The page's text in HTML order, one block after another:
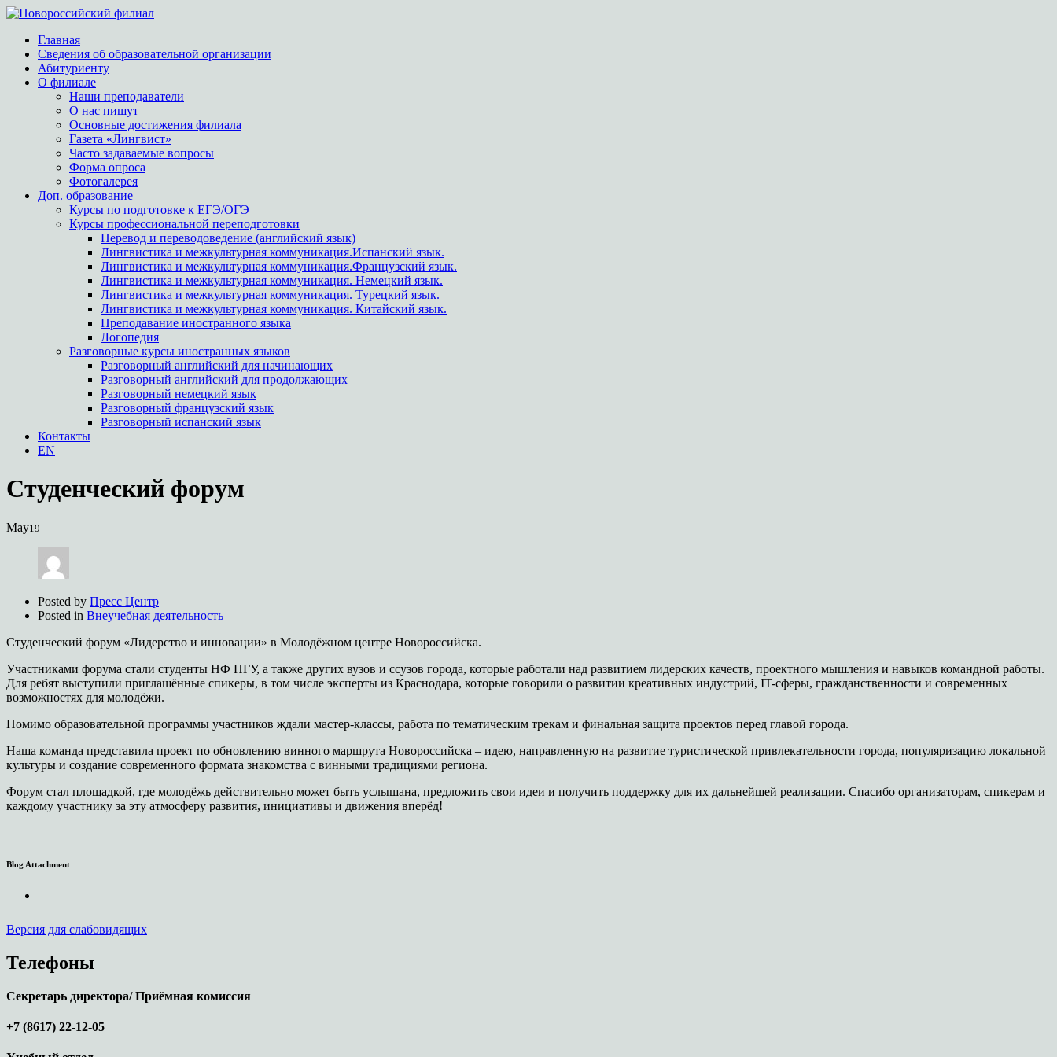
Главная
Сведения об образовательной организации
Абитуриенту
О филиале
Наши преподаватели
О нас пишут
Основные достижения филиала
Газета «Лингвист»
Часто задаваемые вопросы
Форма опроса
Фотогалерея
Доп. образование
Курсы по подготовке к ЕГЭ/ОГЭ
Курсы профессиональной переподготовки
Перевод и переводоведение (английский язык)
Лингвистика и межкультурная коммуникация.Испанский язык.
Лингвистика и межкультурная коммуникация.Французский язык.
Лингвистика и межкультурная коммуникация. Немецкий язык.
Лингвистика и межкультурная коммуникация. Турецкий язык.
Лингвистика и межкультурная коммуникация. Китайский язык.
Преподавание иностранного языка
Логопедия
Разговорные курсы иностранных языков
Разговорный английский для начинающих
Разговорный английский для продолжающих
Разговорный немецкий язык
Разговорный французский язык
Разговорный испанский язык
Контакты
EN
Студенческий форум
May19
Posted by Пресс Центр
Posted in Внеучебная деятельность
Студенческий форум «Лидерство и инновации» в Молодёжном центре Новороссийска.
Участниками форума стали студенты НФ ПГУ, а также других вузов и ссузов города, которые работали над развитием лидерских качеств, проектного мышления и навыков командной работы.
Для ребят выступили приглашённые спикеры, в том числе эксперты из Краснодара, которые говорили о развитии креативных индустрий, IT-сферы, гражданственности и современных
возможностях для молодёжи.
Помимо образовательной программы участников ждали мастер-классы, работа по тематическим трекам и финальная защита проектов перед главой города.
Наша команда представила проект по обновлению винного маршрута Новороссийска – идею, направленную на развитие туристической привлекательности города, популяризацию локальной
культуры и создание современного формата знакомства с винными традициями региона.
Форум стал площадкой, где молодёжь действительно может быть услышана, предложить свои идеи и получить поддержку для их дальнейшей реализации. Спасибо организаторам, спикерам и
каждому участнику за эту атмосферу развития, инициативы и движения вперёд!
Blog Attachment
Версия для слабовидящих
Телефоны
Секретарь директора/ Приёмная комиссия
+7 (8617) 22-12-05